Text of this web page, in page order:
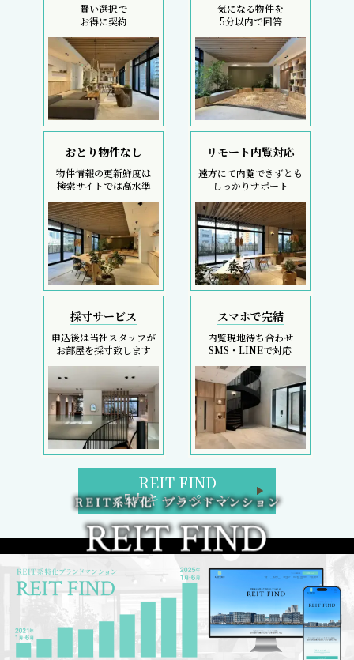
賢い選択で
お得に契約
気になる物件を
5分以内で回答
おとり物件なし
物件情報の更新鮮度は
検索サイトでは高水準
リモート内覧対応
遠方にて内覧できずとも
しっかりサポート
採寸サービス
申込後は当社スタッフが
お部屋を採寸致します
スマホで完結
内覧現地待ち合わせ
SMS・LINEで対応
REIT FIND
5大キャンペーン